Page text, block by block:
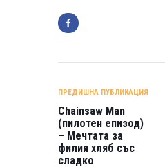
ПРЕДИШНА ПУБЛИКАЦИЯ
Chainsaw Man
(пилотен епизод)
– Мечтата за
филия хляб със
сладко